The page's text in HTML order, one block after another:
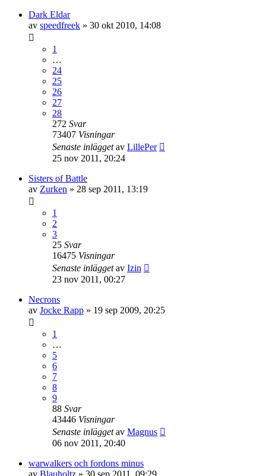
Dark Eldar
av speedfreek » 30 okt 2010, 14:08
1
…
24
25
26
27
28
272 Svar
73407 Visningar
Senaste inläggetav LillePer
25 nov 2011, 20:24
Sisters of Battle
av Zurken » 28 sep 2011, 13:19
1
2
3
25 Svar
16475 Visningar
Senaste inläggetav Izin
23 nov 2011, 00:27
Necrons
av Jocke Rapp » 19 sep 2009, 20:25
1
…
5
6
7
8
9
88 Svar
43446 Visningar
Senaste inläggetav Magnus
06 nov 2011, 20:40
warwalkers och fordons minus
av Blauholtz » 30 sep 2011, 09:29